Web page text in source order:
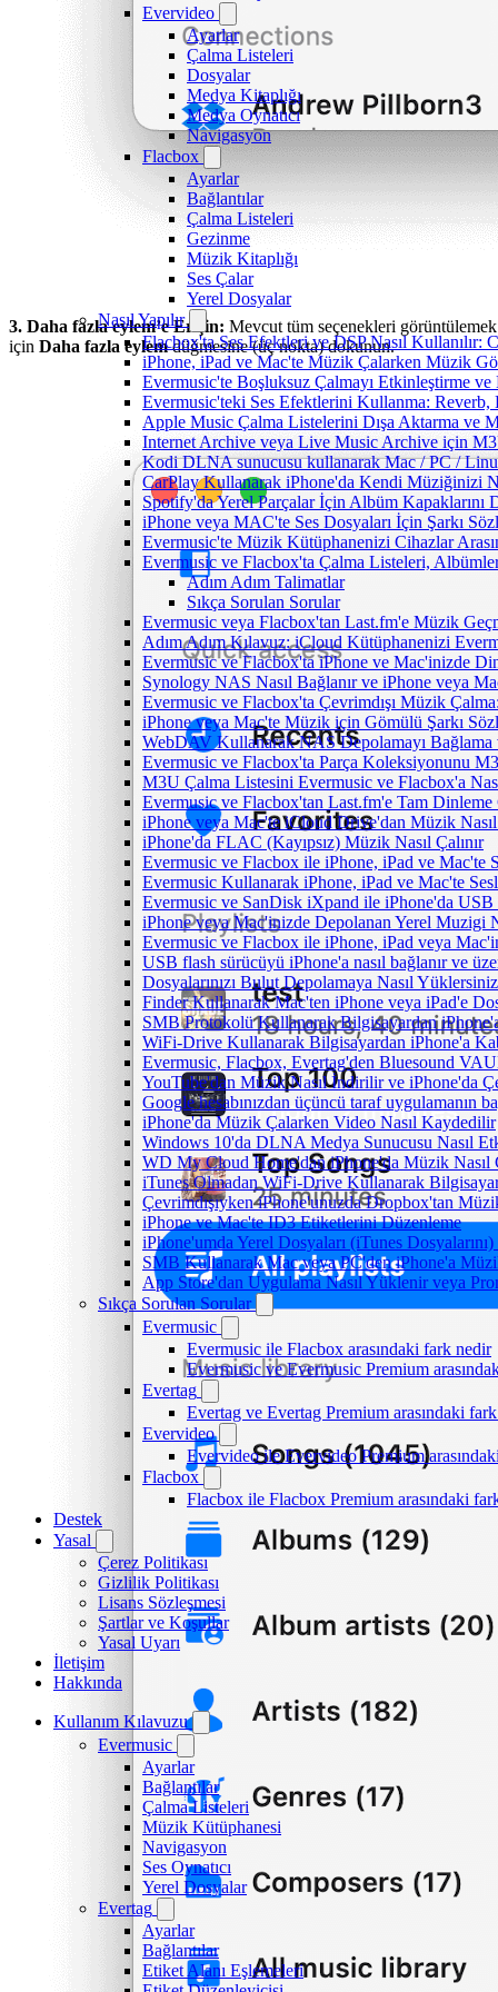
Evervideo
Ayarlar
Çalma Listeleri
Dosyalar
Medya Kitaplığı
Medya Oynatıcı
Navigasyon
Flacbox
Ayarlar
Bağlantılar
Çalma Listeleri
Gezinme
Müzik Kitaplığı
Ses Çalar
Yerel Dosyalar
Nasıl Yapılır
Flacbox'ta Ses Efektleri ve DSP Nasıl Kullanılır:
iPhone, iPad ve Mac'te Müzik Çalarken Müzik
Evermusic'te Boşluksuz Çalmayı Etkinleştirme
Evermusic'teki Ses Efektlerini Kullanma:
Apple Music Çalma Listelerini Dışa Aktarma ve
Internet Archive veya Live Music Archive için
Kodi DLNA sunucusu kullanarak Mac / PC /
CarPlay Kullanarak iPhone'da Kendi Müziğinizi
Spotify'da Yerel Parçalar İçin Albüm Kapaklarını
iPhone veya MAC'te Ses Dosyaları İçin Şarkı
Evermusic'te Müzik Kütüphanenizi Cihazlar
Evermusic ve Flacbox'ta Çalma Listeleri,
Adım Adım Talimatlar
Sıkça Sorulan Sorular
Evermusic veya Flacbox'tan Last.fm'e Müzik
Adım Adım Kılavuz: iCloud Kütüphanenizi
Evermusic ve Flacbox'ta iPhone ve Mac'inizde
Synology NAS Nasıl Bağlanır ve iPhone veya
Evermusic ve Flacbox'ta Çevrimdışı Müzik
iPhone veya Mac'te Müzik için Gömülü Şarkı
WebDAV Kullanarak NAS Depolamayı
Evermusic ve Flacbox'ta Parça Koleksiyonunu
M3U Çalma Listesini Evermusic ve Flacbox'a
Evermusic ve Flacbox'tan Last.fm'e Tam Dinleme
iPhone veya Mac'te iCloud Drive'dan Müzik
iPhone'da FLAC (Kayıpsız) Müzik Nasıl Çalınır
Evermusic ve Flacbox ile iPhone, iPad ve Mac'te
Evermusic Kullanarak iPhone, iPad ve Mac'te
Evermusic ve SanDisk iXpand ile iPhone'da USB
iPhone veya Mac'inizde Depolanan Yerel Muzigi
Evermusic ve Flacbox ile iPhone, iPad veya
USB flash sürücüyü iPhone'a nasıl bağlanır ve
Dosyalarınızı Bulut Depolamaya Nasıl
Finder Kullanarak Mac'ten iPhone veya iPad'e
SMB Protokolü Kullanarak Bilgisayardan
WiFi-Drive Kullanarak Bilgisayardan iPhone'a
Evermusic, Flacbox, Evertag'den Bluesound
YouTube'dan Müzik Nasıl İndirilir ve iPhone'da
Google hesabınızdan üçüncü taraf uygulamanın
iPhone'da Müzik Çalarken Video Nasıl Kaydedilir
Windows 10'da DLNA Medya Sunucusu Nasıl
WD My Cloud Home'dan iPhone'da Müzik Nasıl
iTunes Olmadan WiFi-Drive Kullanarak
Çevrimdışıyken iPhone'unuzda Dropbox'tan
iPhone ve Mac'te ID3 Etiketlerini Düzenleme
iPhone'umda Yerel Dosyaları (iTunes Dosyalarını)
SMB Kullanarak Mac veya PC'den iPhone'a
App Store'dan Uygulama Nasıl Yüklenir veya
Sıkça Sorulan Sorular
Evermusic
Evermusic ile Flacbox arasındaki fark nedir
Evermusic ve Evermusic Premium
Evertag
Evertag ve Evertag Premium arasındaki
Evervideo
Evervideo ile Evervideo Premium
Flacbox
Flacbox ile Flacbox Premium arasındaki
Destek
Yasal
Çerez Politikası
Gizlilik Politikası
Lisans Sözleşmesi
Şartlar ve Koşullar
Yasal Uyarı
İletişim
Hakkında
Kullanım Kılavuzu
Evermusic
Ayarlar
Bağlantılar
Çalma Listeleri
Müzik Kütüphanesi
Navigasyon
Ses Oynatıcı
Yerel Dosyalar
Evertag
Ayarlar
Bağlantılar
Etiket Alanı Eşlemeleri
3. Daha fazla eylem’e Erişin: Mevcut tüm seçenekleri görüntülemek
için Daha fazla eylemdüğmesine (üç nokta) dokunun.